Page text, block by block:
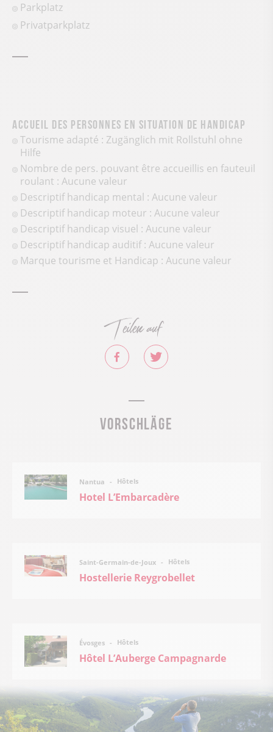
Parkplatz
Privatparkplatz
Accueil des personnes en situation de handicap
Tourisme adapté : Zugänglich mit Rollstuhl ohne
Hilfe
Nombre de pers. pouvant être accueillis en fauteuil
roulant : Aucune valeur
Descriptif handicap mental : Aucune valeur
Descriptif handicap moteur : Aucune valeur
Descriptif handicap visuel : Aucune valeur
Descriptif handicap auditif : Aucune valeur
Marque tourisme et Handicap : Aucune valeur
Teilen auf
Vorschläge
Nantua Hôtels
Hotel L’Embarcadère
Saint-Germain-de-Joux Hôtels
Hostellerie Reygrobellet
Évosges Hôtels
Hôtel L’Auberge Campagnarde